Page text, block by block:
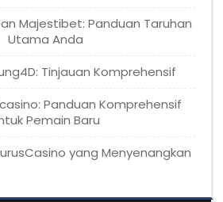
Majestibet: Panduan Taruhan
Utama Anda
Tinjauan Komprehensif
Panduan Komprehensif
Pemain Baru
yang Menyenangkan